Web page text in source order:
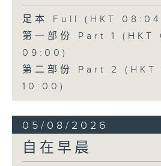
足本 Full (HKT
第一部份 Part 1
09:00)
第二部份 Part 2
10:00)
05/08/2026
自在早晨